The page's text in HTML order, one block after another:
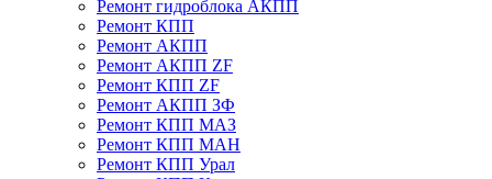
Ремонт гидроблока АКПП
Ремонт КПП
Ремонт АКПП
Ремонт АКПП ZF
Ремонт КПП ZF
Ремонт АКПП ЗФ
Ремонт КПП МАЗ
Ремонт КПП МАН
Ремонт КПП Урал